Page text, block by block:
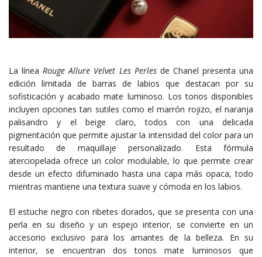
La líneaRouge Allure Velvet Les Perlesde Chanel presenta una
edición limitada de barras de labios que destacan por su
sofisticación y acabado mate luminoso. Los tonos disponibles
incluyen opciones tan sutiles como el marrón rojizo, el naranja
palisandro y el beige claro, todos con una delicada
pigmentación que permite ajustar la intensidad del color para un
resultado de maquillaje personalizado. Esta fórmula
aterciopelada ofrece un color modulable, lo que permite crear
desde un efecto difuminado hasta una capa más opaca, todo
mientras mantiene una textura suave y cómoda en los labios.
El estuche negro con ribetes dorados, que se presenta con una
perla en su diseño y un espejo interior, se convierte en un
accesorio exclusivo para los amantes de la belleza. En su
interior, se encuentran dos tonos mate luminosos que